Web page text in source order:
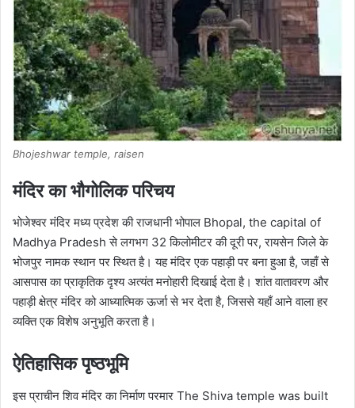
Bhojeshwar temple, raisen
मंदिर का भौगोलिक परिचय
भोजेश्वर मंदिर मध्य प्रदेश की राजधानी भोपाल Bhopal, the capital of
Madhya Pradesh से लगभग 32 किलोमीटर की दूरी पर, रायसेन जिले के
भोजपुर नामक स्थान पर स्थित है। यह मंदिर एक पहाड़ी पर बना हुआ है, जहाँ से
आसपास का प्राकृतिक दृश्य अत्यंत मनोहारी दिखाई देता है। शांत वातावरण और
पहाड़ी क्षेत्र मंदिर को आध्यात्मिक ऊर्जा से भर देता है, जिससे यहाँ आने वाला हर
व्यक्ति एक विशेष अनुभूति करता है।
ऐतिहासिक पृष्ठभूमि
इस प्राचीन शिव मंदिर का निर्माण परमार The Shiva temple was built